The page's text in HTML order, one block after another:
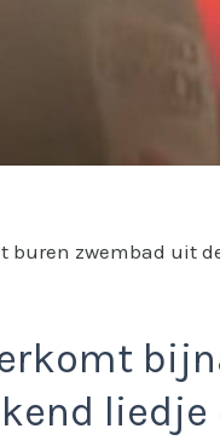
buren zwembad uit